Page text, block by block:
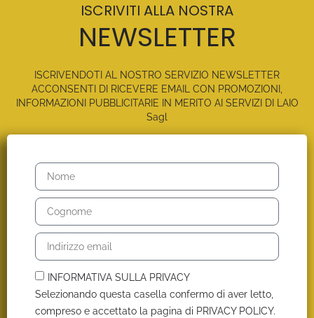
ISCRIVITI ALLA NOSTRA
NEWSLETTER
ISCRIVENDOTI AL NOSTRO SERVIZIO NEWSLETTER
ACCONSENTI DI RICEVERE EMAIL CON PROMOZIONI,
INFORMAZIONI PUBBLICITARIE IN MERITO AI SERVIZI DI LAIO
Sagl
INFORMATIVA SULLA PRIVACY
Selezionando questa casella confermo di aver letto,
compreso e accettato la pagina di PRIVACY POLICY.